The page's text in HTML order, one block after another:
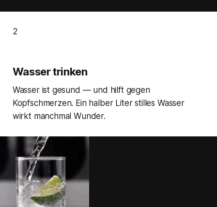
2
Wasser trinken
Wasser ist gesund — und hilft gegen
Kopfschmerzen. Ein halber Liter stilles Wasser
wirkt manchmal Wunder.